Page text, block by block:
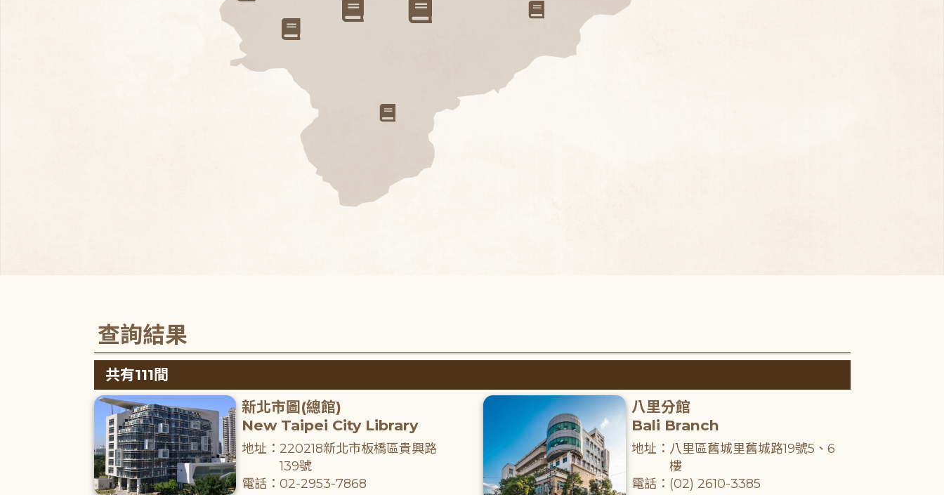
查詢結果
共有111間
新北市圖(總館)
New Taipei City Library
地址：220218新北市板橋區貴興路
139號
電話：02-2953-7868
八里分館
Bali Branch
地址：八里區舊城里舊城路19號5、6
樓
電話：(02) 2610-3385